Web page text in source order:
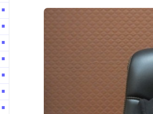
■
■
■
■
■
■
■